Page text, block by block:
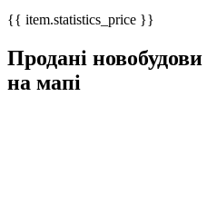
{{ item.statistics_price }}
Продані новобудови
на мапі